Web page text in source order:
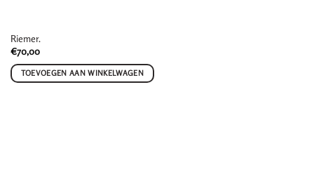
Riemer.
€70,00
TOEVOEGEN AAN WINKELWAGEN